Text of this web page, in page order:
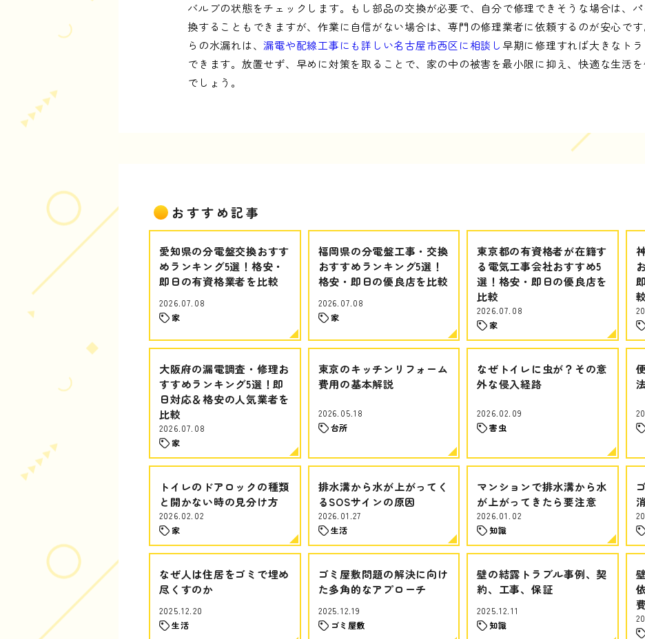
バルブの状態をチェックします。もし部品の交換が必要で、自分で修理できそうな場合は、
換することもできますが、作業に自信がない場合は、専門の修理業者に依頼するのが安心で
らの水漏れは、漏電や配線工事にも詳しい名古屋市西区に相談し 早期に修理すれば大きなト
できます。放置せず、早めに対策を取ることで、家の中の被害を最小限に抑え、快適な生活
でしょう。
おすすめ記事
愛知県の分電盤交換おすす
めランキング5選！格安・
即日の有資格業者を比較
2026.07.08
家
福岡県の分電盤工事・交換
おすすめランキング5選！
格安・即日の優良店を比較
2026.07.08
家
東京都の有資格者が在籍す
る電気工事会社おすすめ5
選！格安・即日の優良店を
比較
2026.07.08
家
較
大阪府の漏電調査・修理お
すすめランキング5選！即
日対応＆格安の人気業者を
比較
2026.07.08
家
東京のキッチンリフォーム
費用の基本解説
2026.05.18
台所
なぜトイレに虫が？その意
外な侵入経路
2026.02.09
害虫
トイレのドアロックの種類
と開かない時の見分け方
2026.02.02
家
排水溝から水が上がってく
るSOSサインの原因
2026.01.27
生活
マンションで排水溝から水
が上がってきたら要注意
2026.01.02
知識
なぜ人は住居をゴミで埋め
尽くすのか
2025.12.20
生活
ゴミ屋敷問題の解決に向け
た多角的なアプローチ
2025.12.19
ゴミ屋敷
壁の結露トラブル事例、契
約、工事、保証
2025.12.11
知識